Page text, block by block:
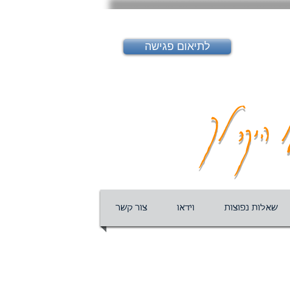
לתיאום פגישה
לך
צור קשר וידאו שאלות נפוצות